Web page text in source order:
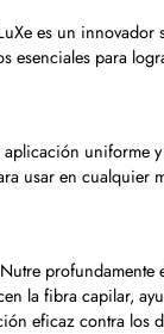
es un
para
aplicación uniforme
usar en cualquier
Nutre profundamente
la fibra capilar,
eficaz contra los